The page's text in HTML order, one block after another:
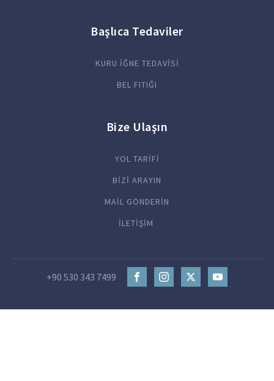
Başlıca Tedaviler
KURU İĞNE TEDAVİSİ
BEL FITIĞI
Bize Ulaşın
YOL TARİFİ
BİZİ ARAYIN
MAİL GÖNDERİN
İLETİŞİM
+90 530 343 7499